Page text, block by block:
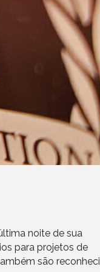
noite de sua
para projetos de
são